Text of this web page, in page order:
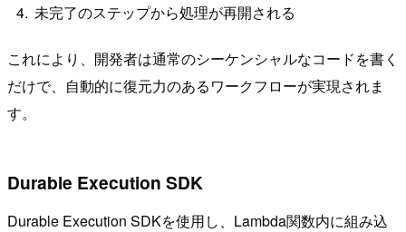
未完了のステップから処理が再開される
これにより、開発者は通常のシーケンシャルなコードを書く
だけで、自動的に復元力のあるワークフローが実現されま
す。
Durable Execution SDK
Durable Execution SDKを使用し、Lambda関数内に組み込